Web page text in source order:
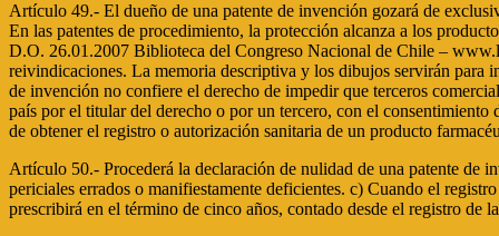
Artículo 49.- El dueño de una patente de invención gozará de
En las patentes de procedimiento, la protección alcanza a los
D.O. 26.01.2007 Biblioteca del Congreso Nacional de Chile –
reivindicaciones. La memoria descriptiva y los dibujos servirán para
de invención no confiere el derecho de impedir que terceros
país por el titular del derecho o por un tercero, con el
de obtener el registro o autorización sanitaria de un producto
Artículo 50.- Procederá la declaración de nulidad de una patente de
periciales errados o manifiestamente deficientes. c) Cuando el
prescribirá en el término de cinco años, contado desde el registro de